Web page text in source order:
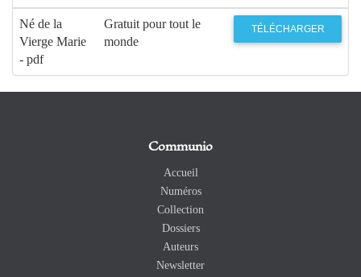
Né de la
Vierge Marie
- pdf
Gratuit pour tout le
monde
TÉLÉCHARGER
Communio
Accueil
Numéros
Collection
Dossiers
Auteurs
Newsletter